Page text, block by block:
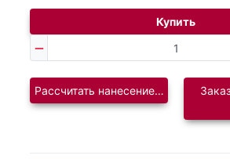
Купить
Рассчитать нанесение логотипа